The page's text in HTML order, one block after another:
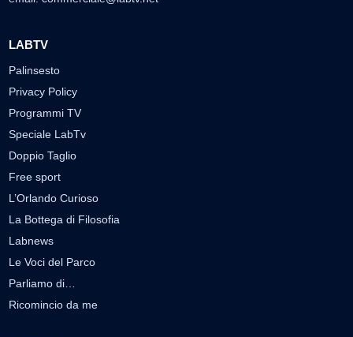
LABTV
Palinsesto
Privacy Policy
Programmi TV
Speciale LabTv
Doppio Taglio
Free sport
L’Orlando Curioso
La Bottega di Filosofia
Labnews
Le Voci del Parco
Parliamo di…
Ricomincio da me